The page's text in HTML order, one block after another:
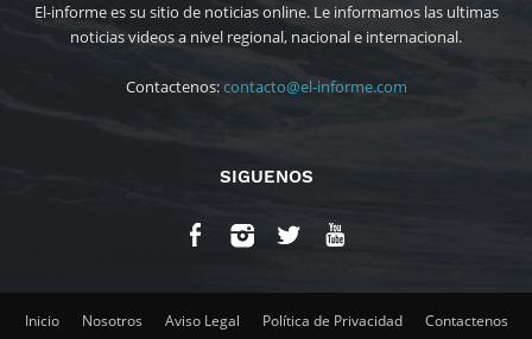
El-informe es su sitio de noticias online. Le informamos las ultimas
noticias videos a nivel regional, nacional e internacional.
Contactenos:contacto@el-informe.com
SIGUENOS
Inicio Nosotros Aviso Legal Política de Privacidad Contactenos